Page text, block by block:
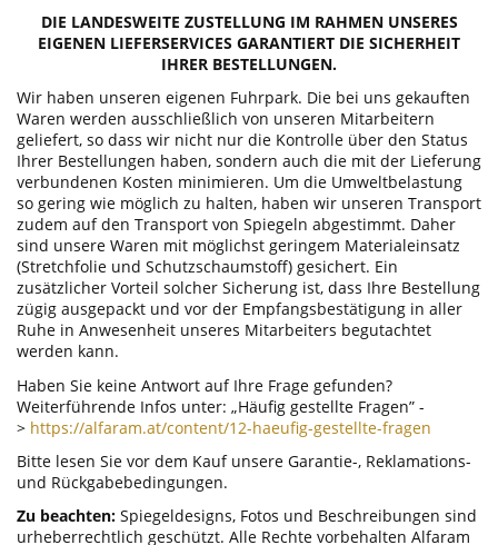
DIE LANDESWEITE ZUSTELLUNG IM RAHMEN UNSERES
EIGENEN LIEFERSERVICES GARANTIERT DIE SICHERHEIT
IHRER BESTELLUNGEN.
Wir haben unseren eigenen Fuhrpark. Die bei uns gekauften
Waren werden ausschließlich von unseren Mitarbeitern
geliefert, so dass wir nicht nur die Kontrolle über den Status
Ihrer Bestellungen haben, sondern auch die mit der Lieferung
verbundenen Kosten minimieren. Um die Umweltbelastung
so gering wie möglich zu halten, haben wir unseren Transport
zudem auf den Transport von Spiegeln abgestimmt. Daher
sind unsere Waren mit möglichst geringem Materialeinsatz
(Stretchfolie und Schutzschaumstoff) gesichert. Ein
zusätzlicher Vorteil solcher Sicherung ist, dass Ihre Bestellung
zügig ausgepackt und vor der Empfangsbestätigung in aller
Ruhe in Anwesenheit unseres Mitarbeiters begutachtet
werden kann.
Haben Sie keine Antwort auf Ihre Frage gefunden?
Weiterführende Infos unter: „Häufig gestellte Fragen” -
> https://alfaram.at/content/12-haeufig-gestellte-fragen
Bitte lesen Sie vor dem Kauf unsere Garantie-, Reklamations-
und Rückgabebedingungen.
Zu beachten: Spiegeldesigns, Fotos und Beschreibungen sind
urheberrechtlich geschützt. Alle Rechte vorbehalten Alfaram